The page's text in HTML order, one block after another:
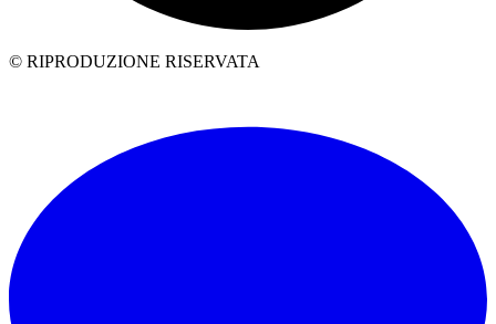
© RIPRODUZIONE RISERVATA